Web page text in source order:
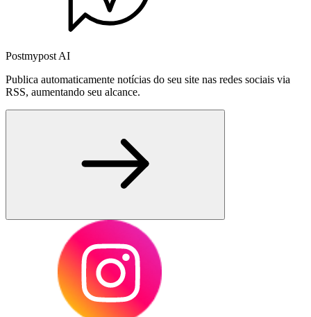
Postmypost AI
Publica automaticamente notícias do seu site nas redes sociais via
RSS, aumentando seu alcance.